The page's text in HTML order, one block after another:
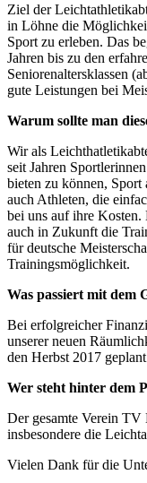
Ziel der
in Löhne die
Sport zu erleben. Das
Jahren bis zu den
Seniorenaltersklassen
gute Leistungen bei
Warum sollte man
Wir als
seit Jahren
bieten zu können,
auch Athleten, die
bei uns auf ihre
auch in Zukunft die
für deutsche
Trainingsmöglichkeit.
Was passiert mit dem
Bei erfolgreicher
unserer neuen
den Herbst 2017
Wer steht hinter dem
Der gesamte Verein
insbesondere die
Vielen Dank für die